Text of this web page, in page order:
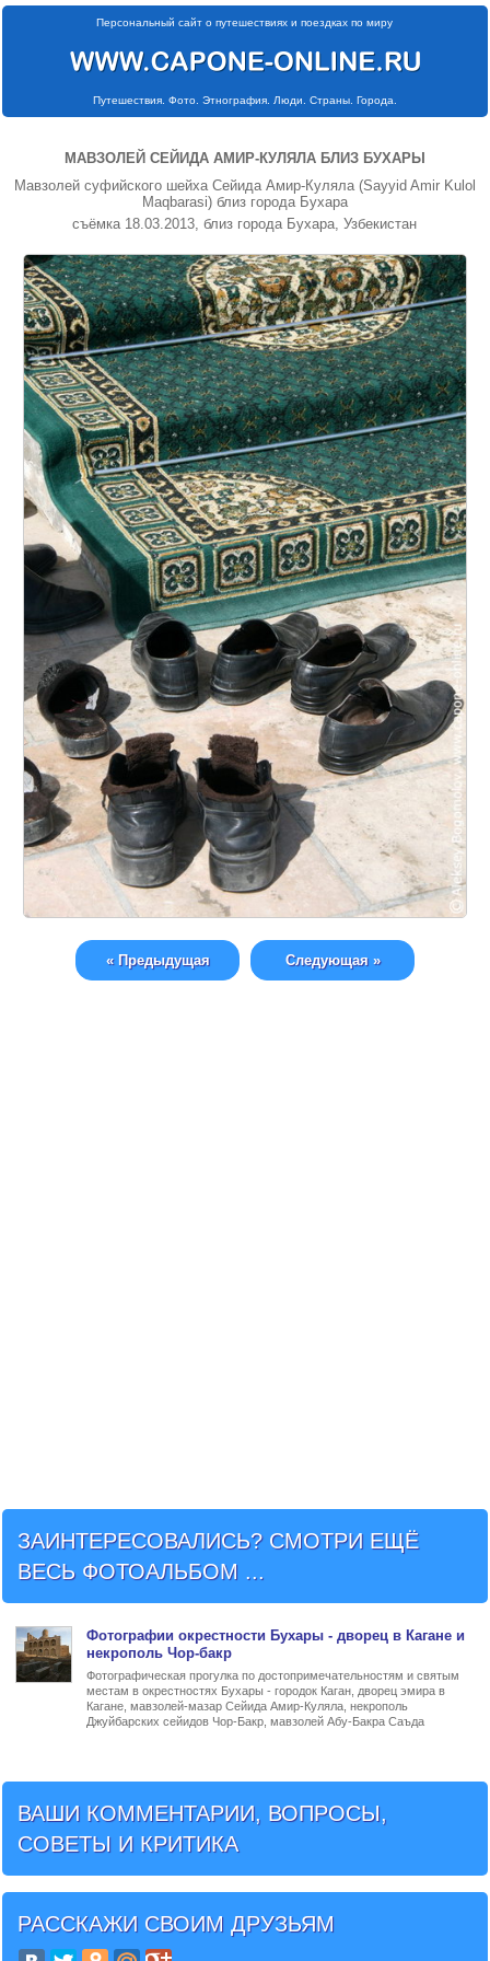
Персональный сайт о путешествиях и поездках по миру
Путешествия. Фото. Этнография. Люди. Страны. Города.
МАВЗОЛЕЙ СЕЙИДА АМИР-КУЛЯЛА БЛИЗ БУХАРЫ
Мавзолей суфийского шейха Сейида Амир-Куляла (Sayyid Amir Kulol
Maqbarasi) близ города Бухара
съёмка 18.03.2013, близ города Бухара, Узбекистан
« Предыдущая Следующая »
ЗАИНТЕРЕСОВАЛИСЬ? СМОТРИ ЕЩЁ
ВЕСЬ ФОТОАЛЬБОМ ...
Фотографии окрестности Бухары - дворец в Кагане и
некрополь Чор-бакр
Фотографическая прогулка по достопримечательностям и святым
местам в окрестностях Бухары - городок Каган, дворец эмира в
Кагане, мавзолей-мазар Сейида Амир-Куляла, некрополь
Джуйбарских сейидов Чор-Бакр, мавзолей Абу-Бакра Саъда
ВАШИ КОММЕНТАРИИ, ВОПРОСЫ,
СОВЕТЫ И КРИТИКА
РАССКАЖИ СВОИМ ДРУЗЬЯМ